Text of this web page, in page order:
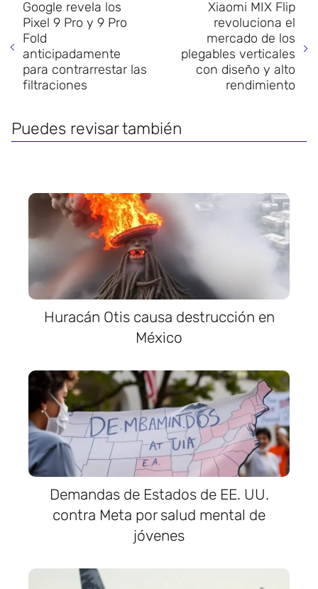
Google revela los
Pixel 9 Pro y 9 Pro
Fold
anticipadamente
para contrarrestar las
filtraciones
Xiaomi MIX Flip
revoluciona el
mercado de los
plegables verticales
con diseño y alto
rendimiento
Puedes revisar también
Huracán Otis causa destrucción en
México
Demandas de Estados de EE. UU.
contra Meta por salud mental de
jóvenes